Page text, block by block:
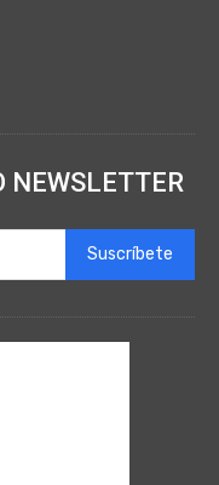
NEWSLETTER
Suscríbete